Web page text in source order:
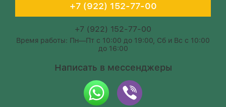
+7 (922) 152-77-00
+7 (922) 152-77-00
Время работы: Пн—Пт с 10:00 до 19:00, Сб и Вс с 10:00
до 16:00
Написать в мессенджеры